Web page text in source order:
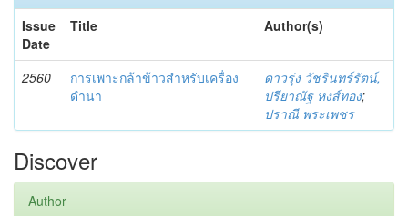
Issue
Date
Title Author(s)
2560
การเพาะกล้าข้าวสำหรับเครื่อง
ดำนา
ดาวรุ่ง วัชรินทร์รัตน์,
ปรียาณัฐ หงส์ทอง;
ปราณี พระเพชร
Discover
Author